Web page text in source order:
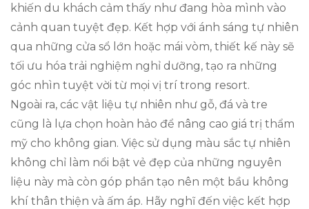
khiến du khách cảm thấy như đang hòa mình vào
cảnh quan tuyệt đẹp. Kết hợp với ánh sáng tự nhiên
qua những cửa sổ lớn hoặc mái vòm, thiết kế này sẽ
tối ưu hóa trải nghiệm nghỉ dưỡng, tạo ra những
góc nhìn tuyệt vời từ mọi vị trí trong resort.
Ngoài ra, các vật liệu tự nhiên như gỗ, đá và tre
cũng là lựa chọn hoàn hảo để nâng cao giá trị thẩm
mỹ cho không gian. Việc sử dụng màu sắc tự nhiên
không chỉ làm nổi bật vẻ đẹp của những nguyên
liệu này mà còn góp phần tạo nên một bầu không
khí thân thiện và ấm áp. Hãy nghĩ đến việc kết hợp